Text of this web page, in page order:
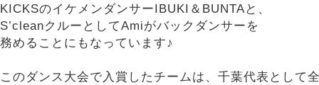
KICKSのイケメンダンサーIBUKI＆BUNTAと、
S’cleanクルーとしてAmiがバックダンサーを
務めることにもなっています♪
このダンス大会で入賞したチームは、千葉代表として